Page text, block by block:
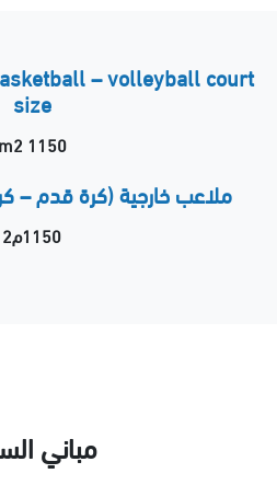
– volleyball court
size
1150 m2
ملاعب خارجية (كرة قدم –
1150م2
مباني